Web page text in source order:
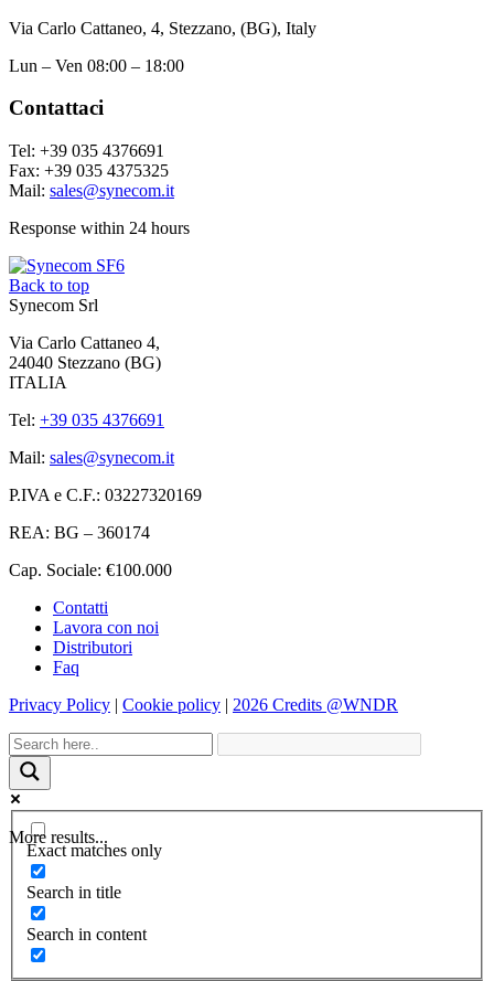
Via Carlo Cattaneo, 4, Stezzano, (BG), Italy
Lun – Ven 08:00 – 18:00
Contattaci
Tel: +39 035 4376691
Fax: +39 035 4375325
Mail: sales@synecom.it
Response within 24 hours
Back to top
Synecom Srl
Via Carlo Cattaneo 4,
24040 Stezzano (BG)
ITALIA
Tel: +39 035 4376691
Mail: sales@synecom.it
P.IVA e C.F.: 03227320169
REA: BG – 360174
Cap. Sociale: €100.000
Contatti
Lavora con noi
Distributori
Faq
Privacy Policy | Cookie policy | 2026 Credits @WNDR
More results...
Exact matches only
Search in title
Search in content